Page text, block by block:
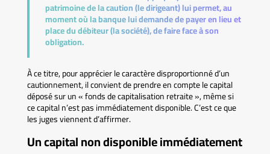
patrimoine de la caution (le dirigeant) lui permet, au
moment où la banque lui demande de payer en lieu et
place du débiteur (la société), de faire face à son
obligation.
À ce titre, pour apprécier le caractère disproportionné d’un
cautionnement, il convient de prendre en compte le capital
déposé sur un « fonds de capitalisation retraite », même si
ce capital n’est pas immédiatement disponible. C’est ce que
les juges viennent d’affirmer.
Un capital non disponible immédiatement